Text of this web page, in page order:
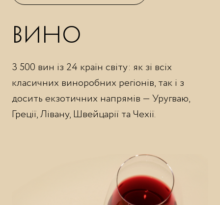
Вино
Ігристі
Міцні напої
Пиво
Безалкогольні напої
Бакалія
Овочі та фрукти
Сухофрукти
Shima
101 Wine Bar
Yellow Place
ВИНО
3 500 вин із 24 країн світу: як зі всіх
класичних виноробних регіонів, так і з
досить екзотичних напрямів — Уругваю,
Греції, Лівану, Швейцарії та Чехії.